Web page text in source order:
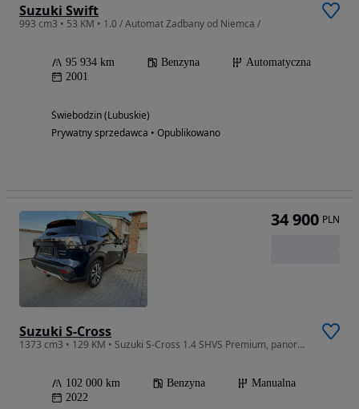
Suzuki Swift
993 cm3 • 53 KM • 1.0 / Automat Zadbany od Niemca /
95 934 km Benzyna
Automatyczna
2001
Świebodzin (Lubuskie)
Prywatny sprzedawca • Opublikowano
Suzuki S-Cross
1373 cm3 • 129 KM • Suzuki S-Cross 1.4 SHVS Premium, panorama, radar, kamery 2x KOŁA
102 000 km Benzyna
Manualna
2022
34 900 PLN